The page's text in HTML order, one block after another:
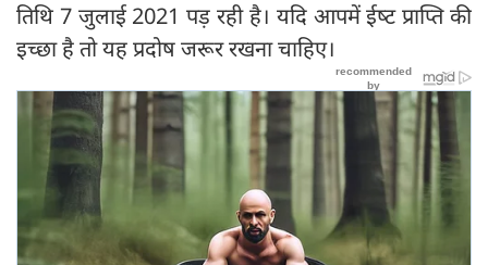
तिथि 7 जुलाई 2021 पड़ रही है। यदि आपमें ईष्‍ट प्राप्ति की
इच्‍छा है तो यह प्रदोष जरूर रखना चाहिए।